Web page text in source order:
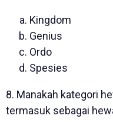
Kingdom
Genius
Ordo
Spesies
8. Manakah kategori
termasuk sebagai